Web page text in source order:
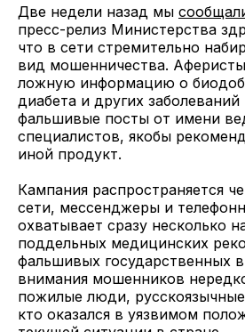
Две недели назад мы
пресс-релиз Министерства
что в сети стремительно
вид мошенничества.
ложную информацию о
диабета и других
фальшивые посты от имени
специалистов, якобы
иной продукт.
Кампания распространяется
сети, мессенджеры и
охватывает сразу несколько
поддельных медицинских
фальшивых государственных
внимания мошенников
пожилые люди,
кто оказался в уязвимом